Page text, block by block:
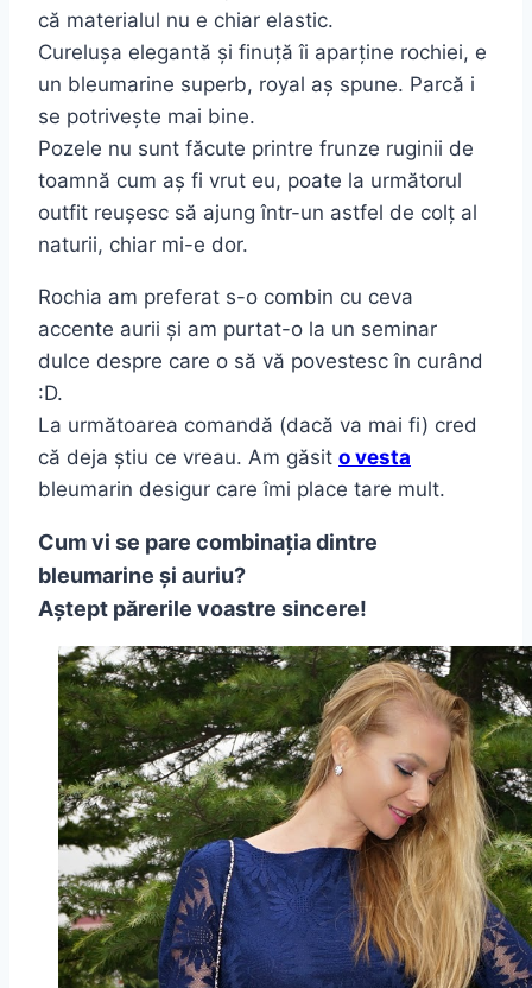
că materialul nu e chiar elastic.
Curelușa elegantă și finuță îi aparține rochiei, e
un bleumarine superb, royal aș spune. Parcă i
se potrivește mai bine.
Pozele nu sunt făcute printre frunze ruginii de
toamnă cum aș fi vrut eu, poate la următorul
outfit reușesc să ajung într-un astfel de colț al
naturii, chiar mi-e dor.
Rochia am preferat s-o combin cu ceva
accente aurii și am purtat-o la un seminar
dulce despre care o să vă povestesc în curând
:D.
La următoarea comandă (dacă va mai fi) cred
că deja știu ce vreau. Am găsit o vesta
bleumarin desigur care îmi place tare mult.
Cum vi se pare combinația dintre
bleumarine și auriu?
Aștept părerile voastre sincere!